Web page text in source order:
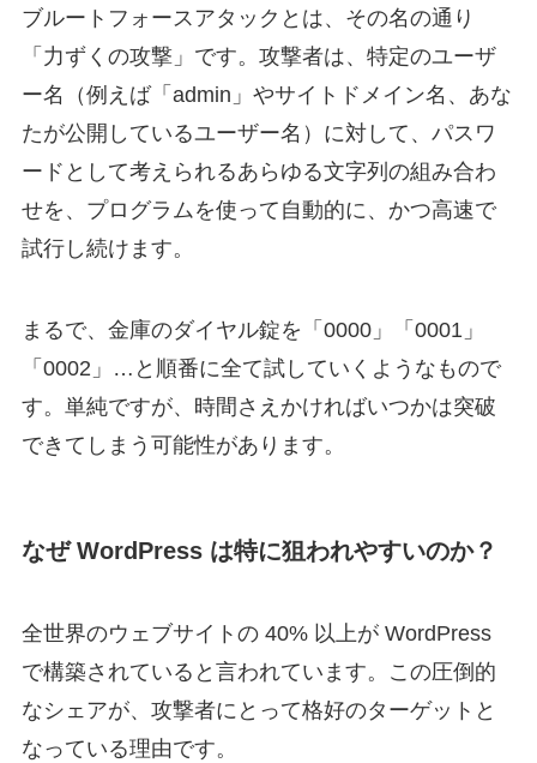
ブルートフォースアタックとは、その名の通り
「力ずくの攻撃」です。攻撃者は、特定のユーザ
ー名（例えば「admin」やサイトドメイン名、あな
たが公開しているユーザー名）に対して、パスワ
ードとして考えられるあらゆる文字列の組み合わ
せを、プログラムを使って自動的に、かつ高速で
試行し続けます。
まるで、金庫のダイヤル錠を「0000」「0001」
「0002」…と順番に全て試していくようなもので
す。単純ですが、時間さえかければいつかは突破
できてしまう可能性があります。
なぜ WordPress は特に狙われやすいのか？
全世界のウェブサイトの 40% 以上が WordPress
で構築されていると言われています。この圧倒的
なシェアが、攻撃者にとって格好のターゲットと
なっている理由です。